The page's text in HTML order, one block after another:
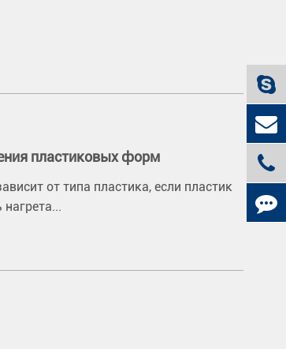
пластиковых форм
от типа пластика, если пластик